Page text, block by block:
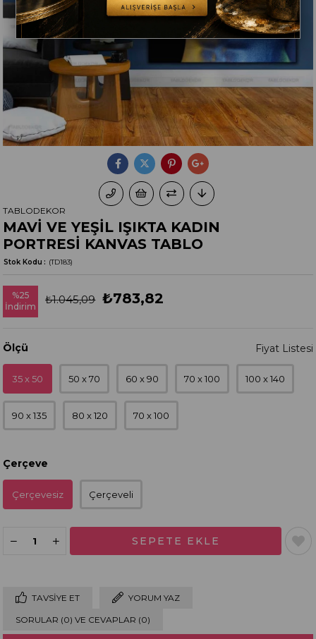
MAVİ VE YEŞİL IŞIKTA KADIN
PORTRESİ KANVAS TABLO
(TD183)
Stok Kodu
TABLODEKOR
%25
İndirim
₺1.045,09 ₺783,82
Ölçü
35 x 50 50 x 70 60 x 90 70 x 100 100 x 140
90 x 135 80 x 120 70 x 100
Çerçeve
Çerçevesiz Çerçeveli
TAVSIYE ET YORUM YAZ
SORULAR (0) VE CEVAPLAR (0)